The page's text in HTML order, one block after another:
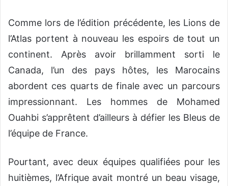
​Comme lors de l’édition précédente, les Lions de
l’Atlas portent à nouveau les espoirs de tout un
continent. Après avoir brillamment sorti le
Canada, l’un des pays hôtes, les Marocains
abordent ces quarts de finale avec un parcours
impressionnant. Les hommes de Mohamed
Ouahbi s’apprêtent d’ailleurs à défier les Bleus de
l’équipe de France.
​Pourtant, avec deux équipes qualifiées pour les
huitièmes, l’Afrique avait montré un beau visage,